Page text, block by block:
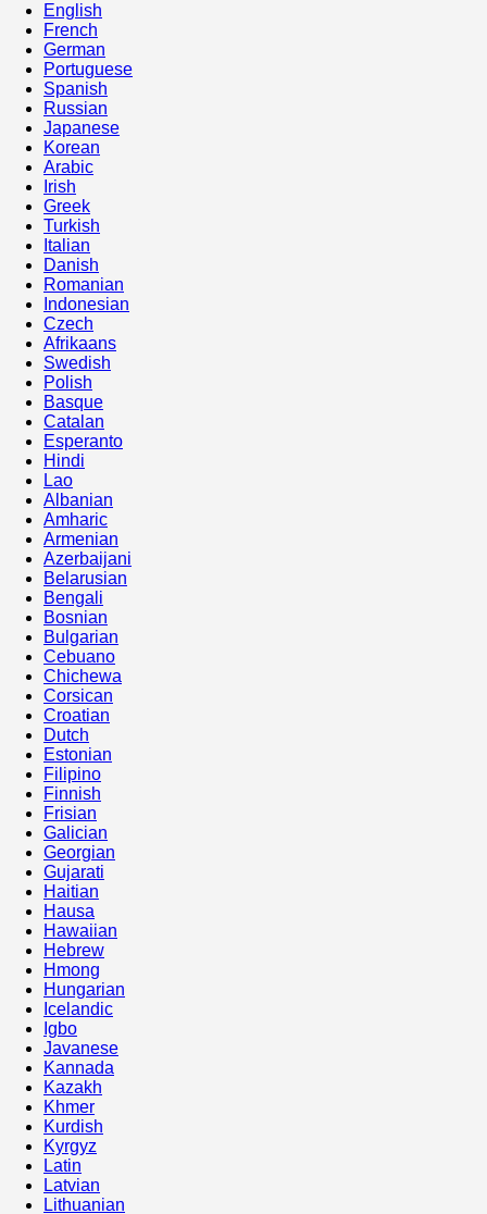
English
French
German
Portuguese
Spanish
Russian
Japanese
Korean
Arabic
Irish
Greek
Turkish
Italian
Danish
Romanian
Indonesian
Czech
Afrikaans
Swedish
Polish
Basque
Catalan
Esperanto
Hindi
Lao
Albanian
Amharic
Armenian
Azerbaijani
Belarusian
Bengali
Bosnian
Bulgarian
Cebuano
Chichewa
Corsican
Croatian
Dutch
Estonian
Filipino
Finnish
Frisian
Galician
Georgian
Gujarati
Haitian
Hausa
Hawaiian
Hebrew
Hmong
Hungarian
Icelandic
Igbo
Javanese
Kannada
Kazakh
Khmer
Kurdish
Kyrgyz
Latin
Latvian
Lithuanian